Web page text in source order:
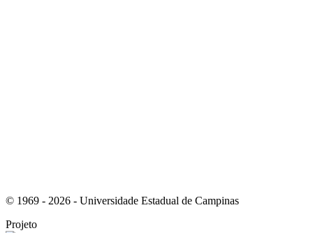
© 1969 - 2026 - Universidade Estadual de Campinas
Projeto